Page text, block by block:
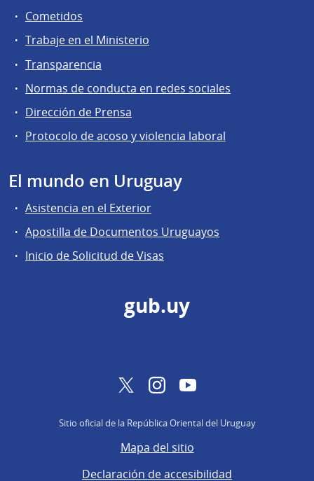
Cometidos
Trabaje en el Ministerio
Transparencia
Normas de conducta en redes sociales
Dirección de Prensa
Protocolo de acoso y violencia laboral
El mundo en Uruguay
Asistencia en el Exterior
Apostilla de Documentos Uruguayos
Inicio de Solicitud de Visas
gub.uy
TwitterInstagramYouTube
Sitio oficial de la República Oriental del Uruguay
Mapa del sitio
Declaración de accesibilidad